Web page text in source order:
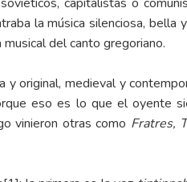
la música silenciosa, bella
del canto gregoriano.
y original, medieval y
eso es lo que el oyente
vinieron otras como Fratres,